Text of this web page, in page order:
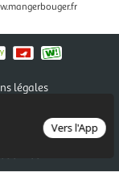
Vers l'App
légales
marketplace